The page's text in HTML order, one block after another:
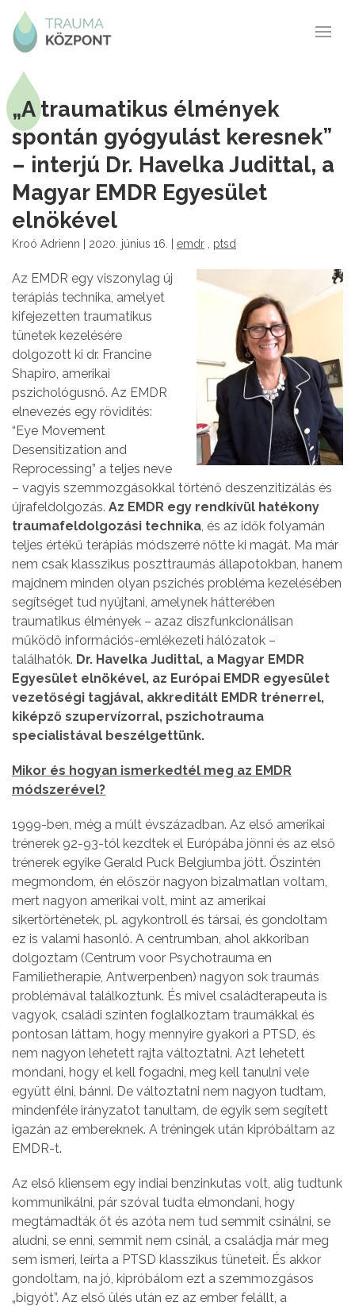
„A traumatikus élmények
spontán gyógyulást keresnek”
– interjú Dr. Havelka Judittal, a
Magyar EMDR Egyesület
elnökével
Kroó Adrienn | 2020. június 16. | emdr ptsd
Az EMDR egy viszonylag új
terápiás technika, amelyet
kifejezetten traumatikus
tünetek kezelésére
dolgozott ki dr. Francine
Shapiro, amerikai
pszichológusnő. Az EMDR
elnevezés egy rövidítés:
“Eye Movement
Desensitization and
Reprocessing” a teljes neve
– vagyis szemmozgásokkal történő deszenzitizálás és
újrafeldolgozás. Az EMDR egy rendkívül hatékony
traumafeldolgozási technika, és az idők folyamán
teljes értékű terápiás módszerré nőtte ki magát. Ma már
nem csak klasszikus poszttraumás állapotokban, hanem
majdnem minden olyan pszichés probléma kezelésében
segítséget tud nyújtani, amelynek hátterében
traumatikus élmények – azaz diszfunkcionálisan
működő információs-emlékezeti hálózatok –
találhatók. Dr. Havelka Judittal, a Magyar EMDR
Egyesület elnökével, az Európai EMDR egyesület
vezetőségi tagjával, akkreditált EMDR trénerrel,
kiképző szupervízorral, pszichotrauma
specialistával beszélgettünk.
Mikor és hogyan ismerkedtél meg az EMDR
módszerével?
1999-ben, még a múlt évszázadban. Az első amerikai
trénerek 92-93-tól kezdtek el Európába jönni és az első
trénerek egyike Gerald Puck Belgiumba jött. Őszintén
megmondom, én először nagyon bizalmatlan voltam,
mert nagyon amerikai volt, mint az amerikai
sikertörténetek, pl. agykontroll és társai, és gondoltam
ez is valami hasonló. A centrumban, ahol akkoriban
dolgoztam (Centrum voor Psychotrauma en
Familietherapie, Antwerpenben) nagyon sok traumás
problémával találkoztunk. És mivel családterapeuta is
vagyok, családi szinten foglalkoztam traumákkal és
pontosan láttam, hogy mennyire gyakori a PTSD, és
nem nagyon lehetett rajta változtatni. Azt lehetett
mondani, hogy el kell fogadni, meg kell tanulni vele
együtt élni, bánni. De változtatni nem nagyon tudtam,
mindenféle irányzatot tanultam, de egyik sem segített
igazán az embereknek. A tréningek után kipróbáltam az
EMDR-t.
Az első kliensem egy indiai benzinkutas volt, alig tudtunk
kommunikálni, pár szóval tudta elmondani, hogy
megtámadták őt és azóta nem tud semmit csinálni, se
aludni, se enni, semmit nem csinál, a családja már meg
sem ismeri, leírta a PTSD klasszikus tüneteit. És akkor
gondoltam, na jó, kipróbálom ezt a szemmozgásos
„bigyót”. Az első ülés után ez az ember felállt, a